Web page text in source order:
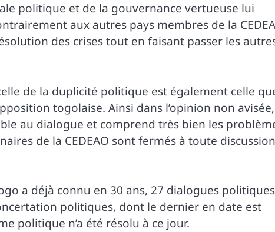
politique et de la gouvernance vertueuse lui
aux autres pays membres de la
des crises tout en faisant passer les
de la duplicité politique est également celle
togolaise. Ainsi dans l’opinion non
au dialogue et comprend très bien les
de la CEDEAO sont fermés à toute discussion
a déjà connu en 30 ans, 27 dialogues
politiques, dont le dernier en date est
politique n’a été résolu à ce jour.